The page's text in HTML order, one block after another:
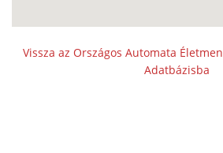
Vissza az Országos Automata
Adatbázisba